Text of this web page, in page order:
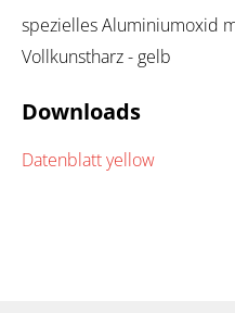
spezielles Aluminiumoxid
Vollkunstharz - gelb
Downloads
Datenblatt yellow